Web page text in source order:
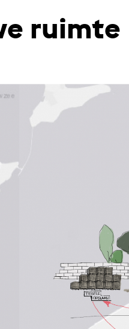
ruimte